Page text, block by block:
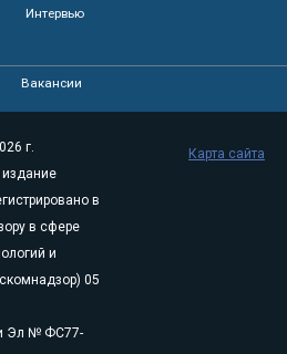
Интервью
Вакансии
г.
издание
в
в сфере
и
05
Эл № ФС77-
Карта сайта